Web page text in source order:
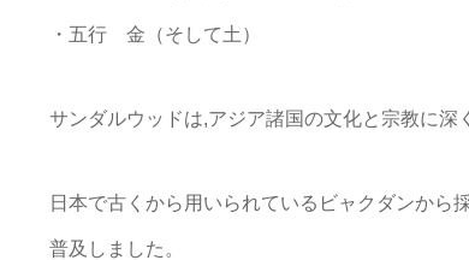
・五行 金（そして土）
サンダルウッドは,アジア諸国の文化と宗教に深
日本で古くから用いられているビャクダンから
普及しました。